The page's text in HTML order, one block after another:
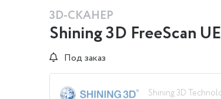
3D-СКАНЕР
Shining 3D FreeScan
Под заказ
Shining 3D